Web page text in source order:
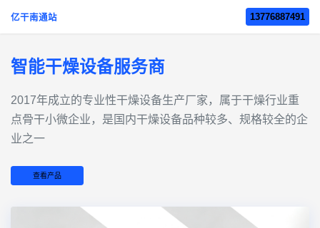
亿干南通站 13776887491
智能干燥设备服务商
2017年成立的‌专业性干燥设备生产厂家‌，属于干燥行业重
点骨干小微企业，是国内干燥设备品种较多、规格较全的企
业之一
查看产品